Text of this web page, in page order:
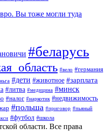
Вы тоже могли туда
#беларусь
#вело #германия
#дети #животное #зарплата
#литва #медицина #минск
#налог #наркотик #недвижимость
#польша #приговор #пьяный
#футбол #школа
области. Все права